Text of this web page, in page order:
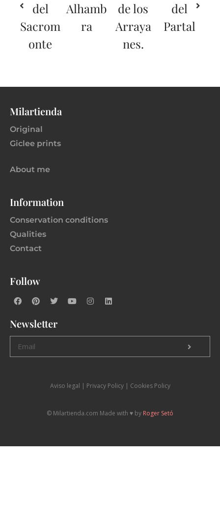
del
Sacrom
onte
Alhamb
ra
de los
Arraya
nes.
del
Partal
Milartienda
Original
Giclee prints
About me
Information
Conservation conditions
Qualities
Contact
Follow
Newsletter
Aviso legal | Privacy Policy | Cookies Policy
© Milartienda.com Made with ♥️ by Roger Setó